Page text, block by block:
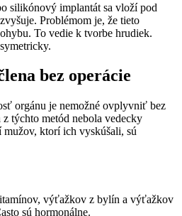
silikónový implantát sa vloží pod
Problémom je, že tieto
To vedie k tvorbe hrudiek.
bez operácie
orgánu je nemožné ovplyvniť bez
týchto metód nebola vedecky
ktorí ich vyskúšali, sú
výťažkov z bylín a výťažkov
sú hormonálne.